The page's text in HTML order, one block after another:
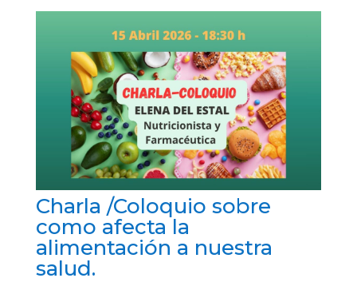
Charla /Coloquio sobre
como afecta la
alimentación a nuestra
salud.